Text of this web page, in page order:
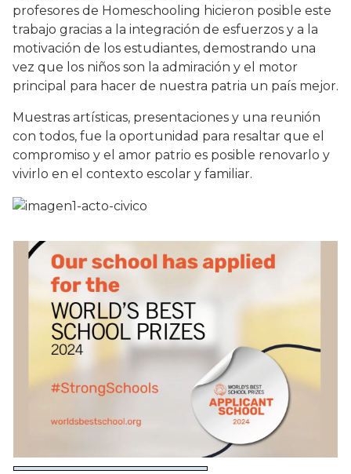
profesores de Homeschooling hicieron posible este
trabajo gracias a la integración de esfuerzos y a la
motivación de los estudiantes, demostrando una
vez que los niños son la admiración y el motor
principal para hacer de nuestra patria un país mejor.
Muestras artísticas, presentaciones y una reunión
con todos, fue la oportunidad para resaltar que el
compromiso y el amor patrio es posible renovarlo y
vivirlo en el contexto escolar y familiar.